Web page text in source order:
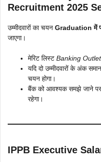
Recruitment 2025
उम्मीदवारों का चयन Graduation में
जाएगा।
मेरिट लिस्ट Banking Outlet
यदि दो उम्मीदवारों के अंक
चयन होगा।
बैंक को आवश्यक समझे जाने
रहेगा।
IPPB Executive